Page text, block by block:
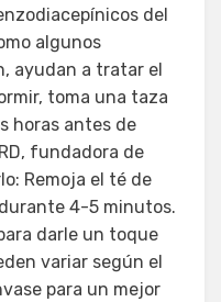
del
algunos
ayudan a tratar el
toma una taza
horas antes de
fundadora de
Remoja el té de
4-5 minutos.
darle un toque
variar según el
para un mejor